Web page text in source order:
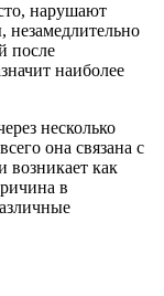
нарушают
после
наиболее
несколько
она связана с
возникает как
в